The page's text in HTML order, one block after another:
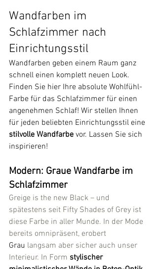
Wandfarben im
Schlafzimmer nach
Einrichtungsstil
Wandfarben geben einem Raum ganz
schnell einen komplett neuen Look.
Finden Sie hier Ihre absolute Wohlfühl-
Farbe für das Schlafzimmer für einen
angenehmen Schlaf! Wir stellen Ihnen
für jeden beliebten Einrichtungsstil eine
stilvolle Wandfarbe vor. Lassen Sie sich
inspirieren!
Modern: Graue Wandfarbe im
Schlafzimmer
Greige is the new Black – und
spätestens seit Fifty Shades of Grey ist
diese Farbe in aller Munde. In der Mode
bereits omnipräsent, erobert
Grau langsam aber sicher auch unser
Interieur. In Form stylischer